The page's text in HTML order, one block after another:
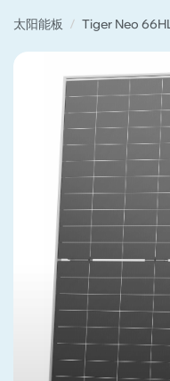
太阳能板 Tiger Neo